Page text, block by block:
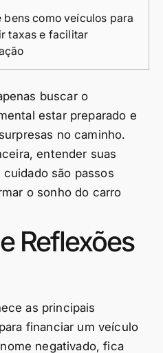
bens como veículos para
taxas e facilitar
buscar o
estar preparado e
no caminho.
entender suas
são passos
o sonho do carro
Reflexões
as principais
financiar um veículo
negativado, fica